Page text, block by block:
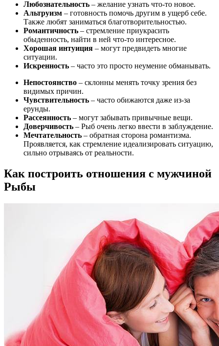
Любознательность – желание узнать что-то новое.
Альтруизм – готовность помочь другим в ущерб себе.
Также любят заниматься благотворительностью.
Романтичность – стремление приукрасить
обыденность, найти в ней что-то интересное.
Хорошая интуиция – могут предвидеть многие
ситуации.
Искренность – часто это просто неумение обманывать.
Непостоянство – склонны менять точку зрения без
видимых причин.
Чувствительность – часто обижаются даже из-за
ерунды.
Рассеянность – могут забывать привычные вещи.
Доверчивость – Рыб очень легко ввести в заблуждение.
Мечтательность – обратная сторона романтизма.
Проявляется, как стремление идеализировать ситуацию,
сильно отрываясь от реальности.
Как построить отношения с мужчиной
Рыбы